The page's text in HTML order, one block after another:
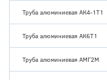
Труба алюминиевая АК4-1Т1
Труба алюминиевая АК6Т1
Труба алюминиевая АМГ2М